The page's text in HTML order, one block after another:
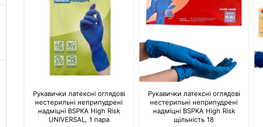
Рукавички латексні оглядові
нестерильні неприпудрені
надміцні BSPKA Hіgh Risk
UNIVERSAL, 1 пара
Рукавички латексні оглядові
нестерильні неприпудрені
надміцні BSPKA Hіgh Risk
щільність 18